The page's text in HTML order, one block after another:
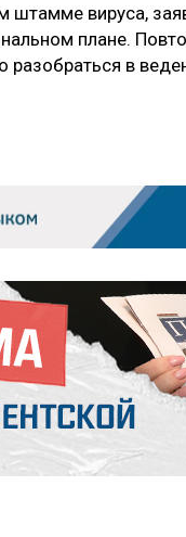
штамме вируса,
плане.
разобраться в